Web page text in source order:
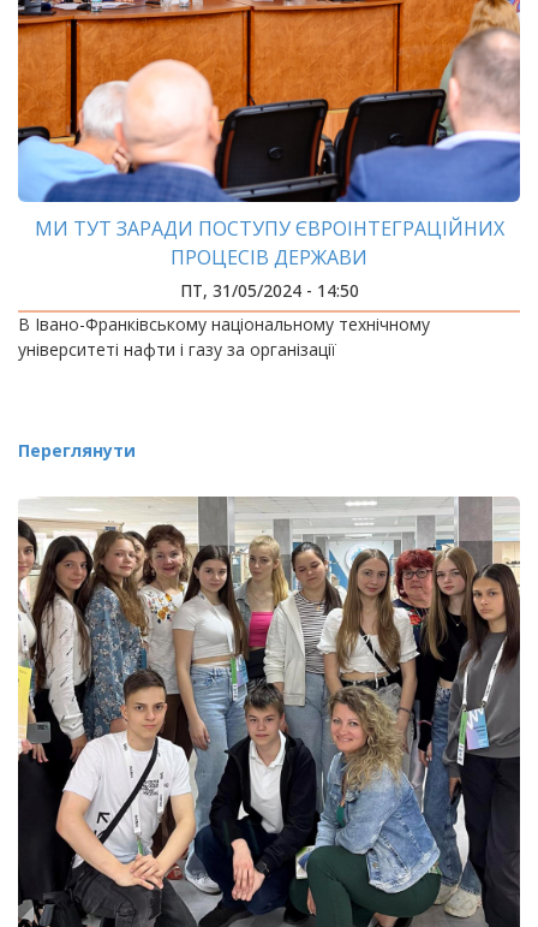
МИ ТУТ ЗАРАДИ ПОСТУПУ ЄВРОІНТЕГРАЦІЙНИХ
ПРОЦЕСІВ ДЕРЖАВИ
ПТ, 31/05/2024 - 14:50
В Івано-Франківському національному технічному
університеті нафти і газу за організації
Переглянути